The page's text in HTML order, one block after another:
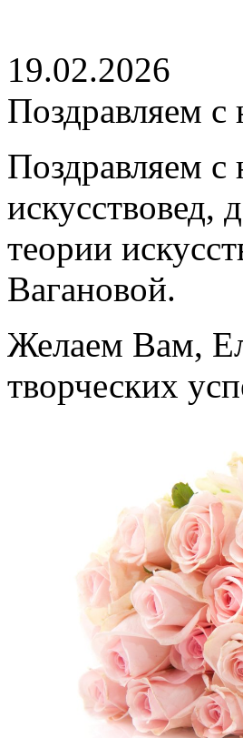
19.02.2026
Поздравляем
Поздравляем
искусствовед,
теории
Вагановой.
Желаем Вам,
творческих